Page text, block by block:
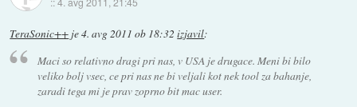
TeraSonic++ je4. avg 2011 ob 18:32 izjavil:
Maci so relativno dragi pri nas, v USA je drugace. Meni bi bilo
veliko bolj vsec, ce pri nas ne bi veljali kot nek tool za bahanje,
zaradi tega mi je prav zoprno bit mac user.